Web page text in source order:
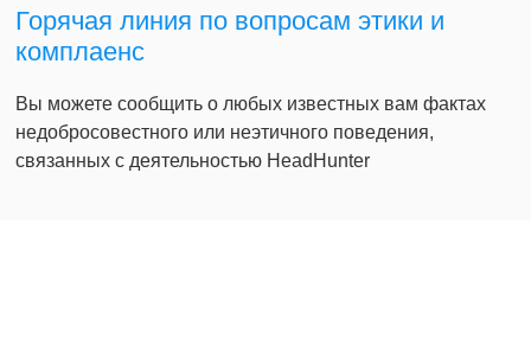
Горячая линия по вопросам этики и
комплаенс
Вы можете сообщить о любых известных вам фактах
недобросовестного или неэтичного поведения,
связанных с деятельностью HeadHunter